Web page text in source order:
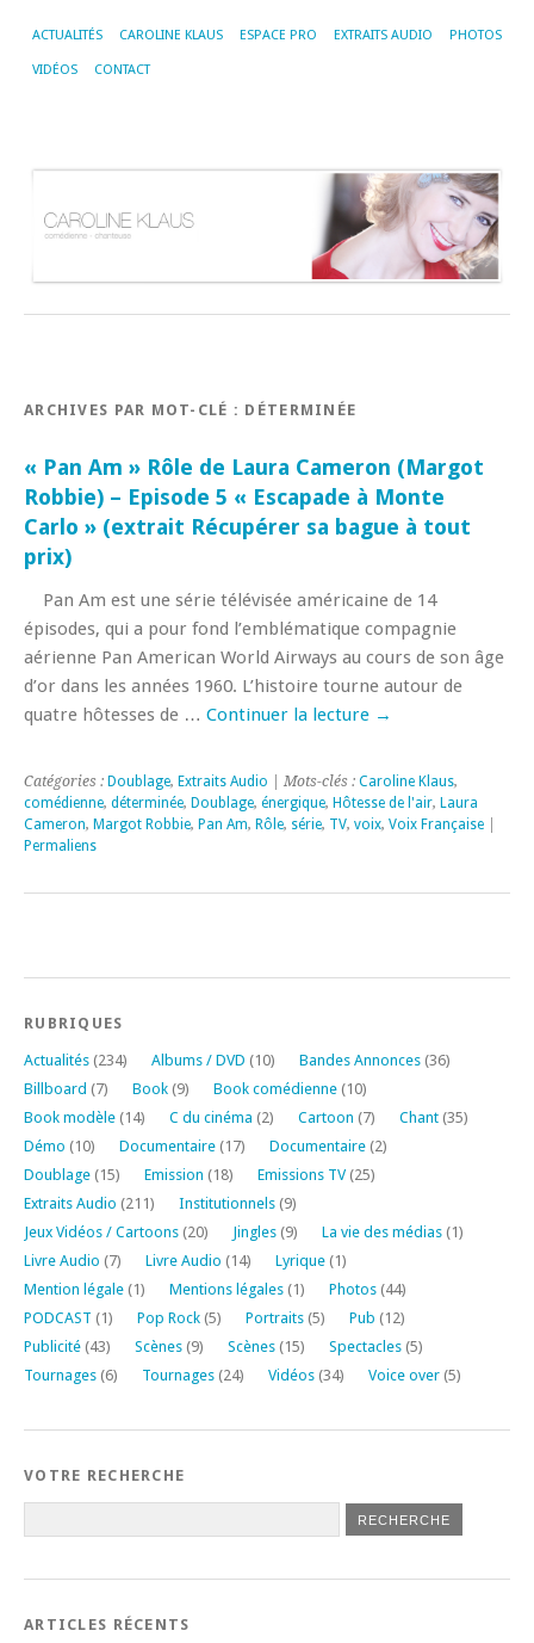
ACTUALITÉS CAROLINE KLAUS ESPACE PRO EXTRAITS AUDIO PHOTOS
VIDÉOS CONTACT
ARCHIVES PAR MOT-CLÉ : DÉTERMINÉE
« Pan Am » Rôle de Laura Cameron (Margot
Robbie) – Episode 5 « Escapade à Monte
Carlo » (extrait Récupérer sa bague à tout
prix)
Pan Am est une série télévisée américaine de 14
épisodes, qui a pour fond l’emblématique compagnie
aérienne Pan American World Airways au cours de son âge
d’or dans les années 1960. L’histoire tourne autour de
quatre hôtesses de … Continuer la lecture →
Catégories : Doublage, Extraits Audio | Mots-clés : Caroline Klaus,
comédienne, déterminée, Doublage, énergique, Hôtesse de l'air, Laura
Cameron, Margot Robbie, Pan Am, Rôle, série, TV, voix, Voix Française
Permaliens
RUBRIQUES
Actualités (234) Albums / DVD (10) Bandes Annonces (36)
Billboard (7) Book (9) Book comédienne (10)
Book modèle (14) C du cinéma (2) Cartoon (7) Chant (35)
Démo (10) Documentaire (17) Documentaire (2)
Doublage (15) Emission (18) Emissions TV(25)
Extraits Audio (211) Institutionnels (9)
Jeux Vidéos / Cartoons (20) Jingles (9) La vie des médias (1)
Livre Audio (7) Livre Audio (14) Lyrique (1)
Mention légale (1) Mentions légales (1) Photos (44)
PODCAST (1) Pop Rock (5) Portraits (5) Pub (12)
Publicité (43) Scènes (9) Scènes (15) Spectacles (5)
Tournages (6) Tournages (24) Vidéos (34) Voice over (5)
VOTRE RECHERCHE
ARTICLES RÉCENTS